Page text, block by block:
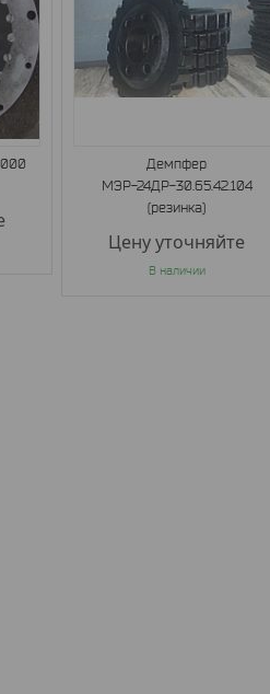
Демпфер
МЭР-24ДР-30.65.42.104
(резинка)
Цену уточняйте
В наличии